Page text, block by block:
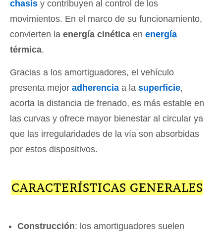
chasis y contribuyen al control de los
movimientos. En el marco de su funcionamiento,
convierten la energía cinética en energía
térmica.
Gracias a los amortiguadores, el vehículo
presenta mejor adherencia a la superficie,
acorta la distancia de frenado, es más estable en
las curvas y ofrece mayor bienestar al circular ya
que las irregularidades de la vía son absorbidas
por estos dispositivos.
CARACTERÍSTICAS GENERALES
Construcción: los amortiguadores suelen